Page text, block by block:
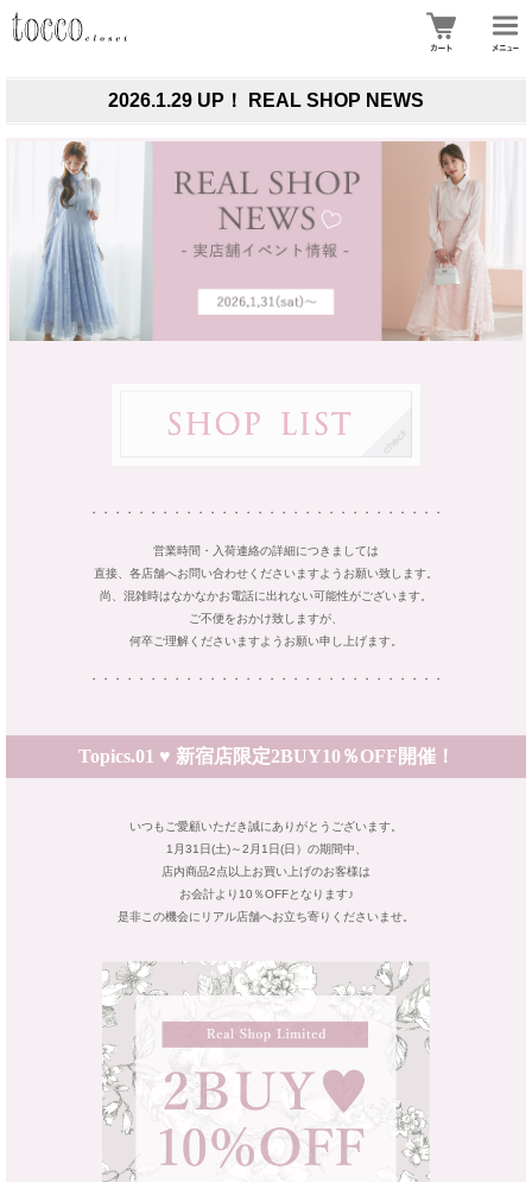
2026.1.29 UP！ REAL SHOP NEWS
・・・・・・・・・・・・・・・・・・・・・・・・・・・・・・
営業時間・入荷連絡の詳細につきましては
直接、各店舗へお問い合わせくださいますようお願い致します。
尚、混雑時はなかなかお電話に出れない可能性がございます。
ご不便をおかけ致しますが、
何卒ご理解くださいますようお願い申し上げます。
・・・・・・・・・・・・・・・・・・・・・・・・・・・・・・
Topics.01 ♥ 新宿店限定2BUY10％OFF開催！
いつもご愛顧いただき誠にありがとうございます。
1月31日(土)～2月1日(日）の期間中、
店内商品2点以上お買い上げのお客様は
お会計より10％OFFとなります♪
是非この機会にリアル店舗へお立ち寄りくださいませ。